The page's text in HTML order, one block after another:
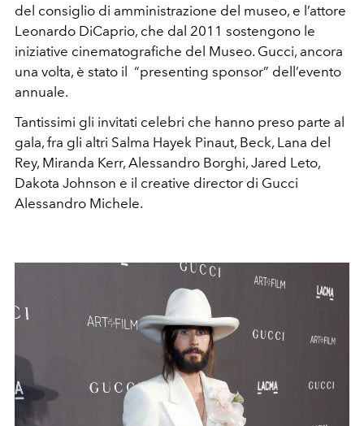
del consiglio di amministrazione del museo, e l’attore
Leonardo DiCaprio, che dal 2011 sostengono le
iniziative cinematografiche del Museo. Gucci, ancora
una volta, è stato il “presenting sponsor” dell’evento
annuale.
Tantissimi gli invitati celebri che hanno preso parte al
gala, fra gli altri Salma Hayek Pinaut, Beck, Lana del
Rey, Miranda Kerr, Alessandro Borghi, Jared Leto,
Dakota Johnson e il creative director di Gucci
Alessandro Michele.